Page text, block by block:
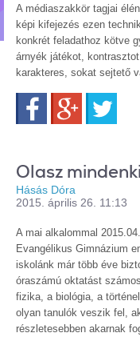
A médiaszakkör tagjai
képi kifejezés ezen
konkrét feladathoz kötve
árnyék játékot,
karakteres, sokat sejtető
FacebookGoogle+
Olasz
Hásás Dóra
2015. április 26. 11:13
A mai alkalommal
Evangélikus Gimnázium
iskolánk már több éve
óraszámú oktatást
fizika, a biológia, a
olyan tanulók veszik fel,
részletesebben akarnak